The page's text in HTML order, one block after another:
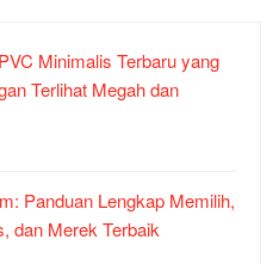
Minimalis Terbaru yang
Terlihat Megah dan
Panduan Lengkap Memilih,
dan Merek Terbaik